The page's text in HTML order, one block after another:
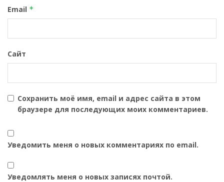
Email *
Сайт
Сохранить моё имя, email и адрес сайта в этом
браузере для последующих моих комментариев.
Уведомить меня о новых комментариях по email.
Уведомлять меня о новых записях почтой.